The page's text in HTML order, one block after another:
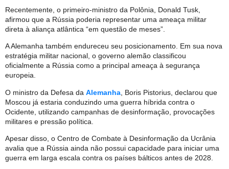
Recentemente, o primeiro-ministro da Polônia, Donald Tusk,
afirmou que a Rússia poderia representar uma ameaça militar
direta à aliança atlântica “em questão de meses”.
A Alemanha também endureceu seu posicionamento. Em sua nova
estratégia militar nacional, o governo alemão classificou
oficialmente a Rússia como a principal ameaça à segurança
europeia.
O ministro da Defesa da Alemanha , Boris Pistorius, declarou que
Moscou já estaria conduzindo uma guerra híbrida contra o
Ocidente, utilizando campanhas de desinformação, provocações
militares e pressão política.
Apesar disso, o Centro de Combate à Desinformação da Ucrânia
avalia que a Rússia ainda não possui capacidade para iniciar uma
guerra em larga escala contra os países bálticos antes de 2028.